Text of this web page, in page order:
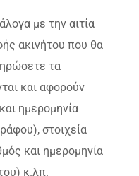
με την αιτία
ακινήτου που θα
τα
και αφορούν
ημερομηνία
στοιχεία
και ημερομηνία
κ.λπ.